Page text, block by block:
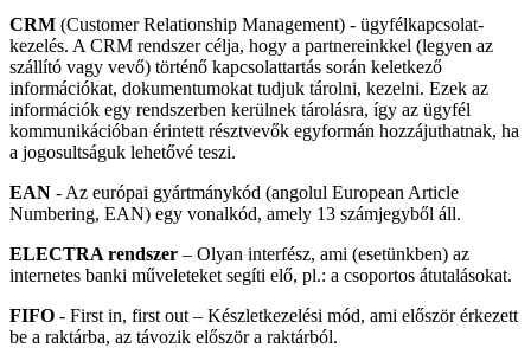
CRM (Customer Relationship Management) - ügyfélkapcsolat-
kezelés. A CRM rendszer célja, hogy a partnereinkkel (legyen az
szállító vagy vevő) történő kapcsolattartás során keletkező
információkat, dokumentumokat tudjuk tárolni, kezelni. Ezek az
információk egy rendszerben kerülnek tárolásra, így az ügyfél
kommunikációban érintett résztvevők egyformán hozzájuthatnak, ha
a jogosultságuk lehetővé teszi.
EAN - Az európai gyártmánykód (angolul European Article
Numbering, EAN) egy vonalkód, amely 13 számjegyből áll.
ELECTRA rendszer – Olyan interfész, ami (esetünkben) az
internetes banki műveleteket segíti elő, pl.: a csoportos átutalásokat.
FIFO - First in, first out – Készletkezelési mód, ami először érkezett
be a raktárba, az távozik először a raktárból.